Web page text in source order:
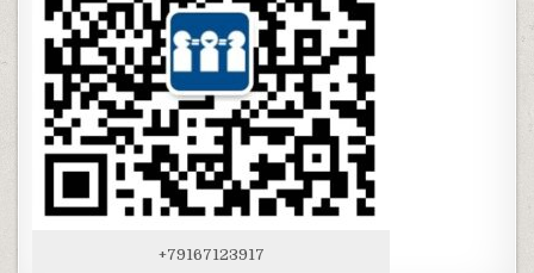
+79167123917